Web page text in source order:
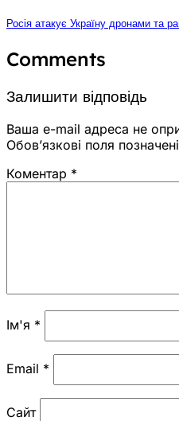
Росія атакує Україну дронами та
Comments
Залишити відповідь
Ваша e-mail адреса не
Обов’язкові поля позначені
Коментар *
Ім'я *
Email *
Сайт